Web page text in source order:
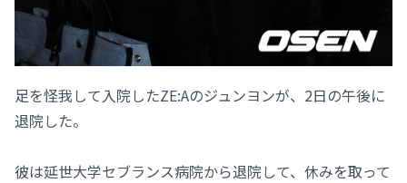
足を怪我して入院したZE:Aのジュンヨンが、2日の午後に
退院した。
彼は延世大学セブランス病院から退院して、休みを取って